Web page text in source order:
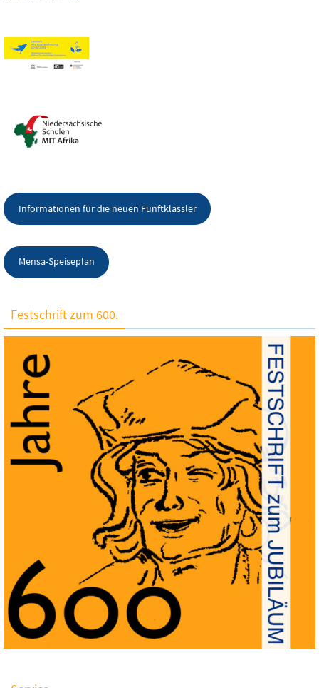
Informationen für die neuen Fünftklässler
Mensa-Speiseplan
Festschrift zum 600.